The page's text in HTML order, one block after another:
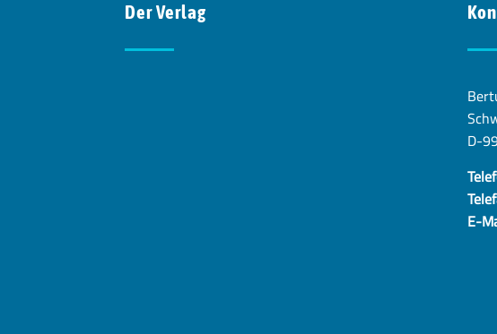
Der Verlag
D-
E-